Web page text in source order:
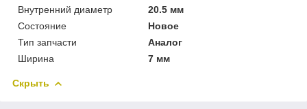
Внутренний диаметр
20.5 мм
Состояние
Новое
Тип запчасти
Аналог
Ширина
7 мм
Скрыть